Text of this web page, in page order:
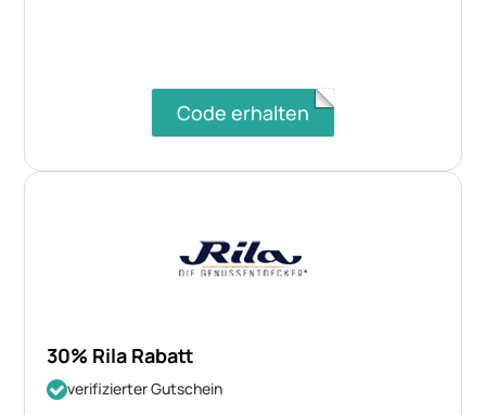
Code erhalten
30% Rila Rabatt
verifizierter Gutschein